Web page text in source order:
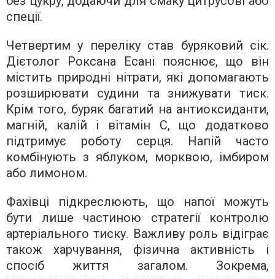
спеції.
Четвертим у переліку став буряковий сік.
Дієтолог Роксана Есані пояснює, що він
містить природні нітрати, які допомагають
розширювати судини та знижувати тиск.
Крім того, буряк багатий на антиоксиданти,
магній, калій і вітамін С, що додатково
підтримує роботу серця. Напій часто
комбінують з яблуком, морквою, імбиром
або лимоном.
Фахівці підкреслюють, що напої можуть
бути лише частиною стратегії контролю
артеріального тиску. Важливу роль відіграє
також харчування, фізична активність і
спосіб життя загалом. Зокрема,